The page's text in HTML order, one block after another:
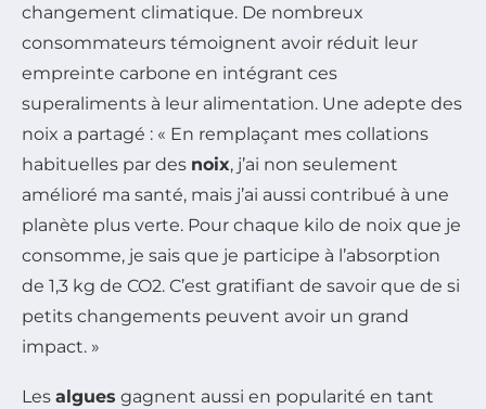
changement climatique. De nombreux
consommateurs témoignent avoir réduit leur
empreinte carbone en intégrant ces
superaliments à leur alimentation. Une adepte des
noix a partagé : « En remplaçant mes collations
habituelles par des noix, j’ai non seulement
amélioré ma santé, mais j’ai aussi contribué à une
planète plus verte. Pour chaque kilo de noix que je
consomme, je sais que je participe à l’absorption
de 1,3 kg de CO2. C’est gratifiant de savoir que de si
petits changements peuvent avoir un grand
impact. »
Les algues gagnent aussi en popularité en tant